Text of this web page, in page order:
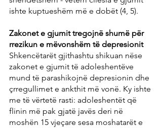
ishte kuptueshëm më e dobët (4, 5).
Zakonet e gjumit tregojnë shumë për
rrezikun e mëvonshëm të depresionit
Shkencëtarët gjithashtu shikuan nëse
zakonet e gjumit të adoleshentëve
mund të parashikojnë depresionin dhe
çrregullimet e ankthit më vonë. Ky ishte
me të vërtetë rasti: adoleshentët që
flinin më pak gjatë javës deri në
moshën 15 vjeçare sesa moshatarët e